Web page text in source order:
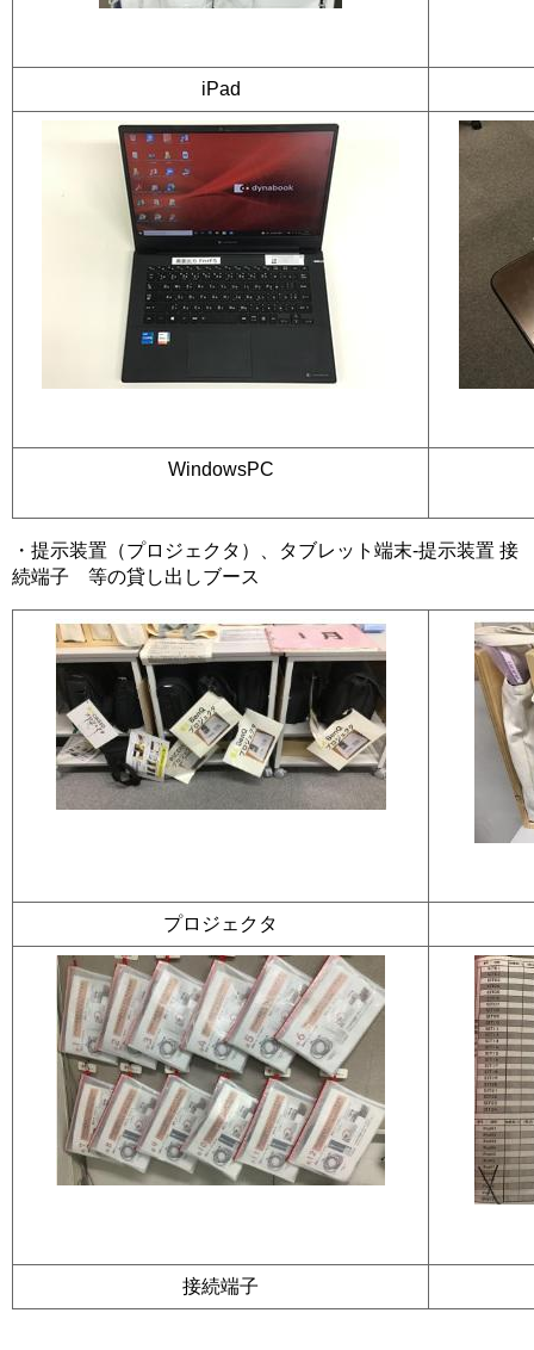
iPad
WindowsPC
・提示装置（プロジェクタ）、タブレット端末-提示装置 接
続端子 等の貸し出しブース
プロジェクタ
接続端子